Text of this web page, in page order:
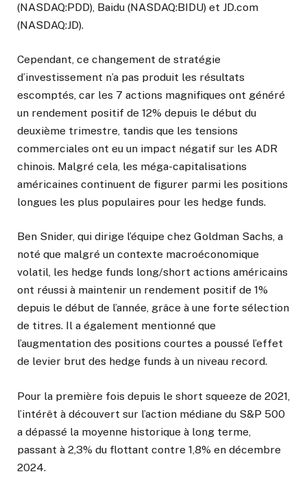
(NASDAQ:PDD), Baidu (NASDAQ:BIDU) et JD.com
(NASDAQ:JD).
Cependant, ce changement de stratégie
d’investissement n’a pas produit les résultats
escomptés, car les 7 actions magnifiques ont généré
un rendement positif de 12% depuis le début du
deuxième trimestre, tandis que les tensions
commerciales ont eu un impact négatif sur les ADR
chinois. Malgré cela, les méga-capitalisations
américaines continuent de figurer parmi les positions
longues les plus populaires pour les hedge funds.
Ben Snider, qui dirige l’équipe chez Goldman Sachs, a
noté que malgré un contexte macroéconomique
volatil, les hedge funds long/short actions américains
ont réussi à maintenir un rendement positif de 1%
depuis le début de l’année, grâce à une forte sélection
de titres. Il a également mentionné que
l’augmentation des positions courtes a poussé l’effet
de levier brut des hedge funds à un niveau record.
Pour la première fois depuis le short squeeze de 2021,
l’intérêt à découvert sur l’action médiane du S&P 500
a dépassé la moyenne historique à long terme,
passant à 2,3% du flottant contre 1,8% en décembre
2024.